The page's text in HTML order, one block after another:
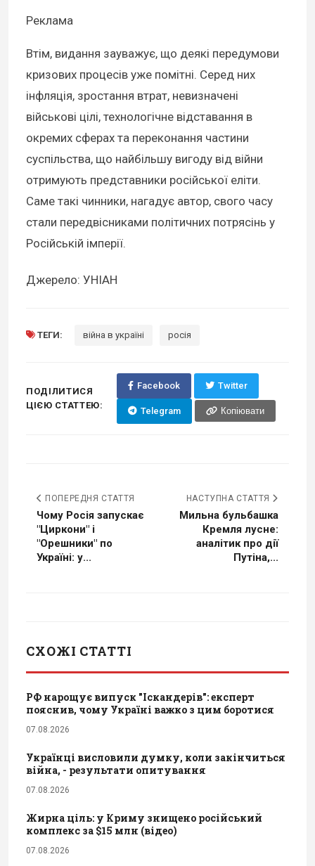
Реклама
Втім, видання зауважує, що деякі передумови
кризових процесів уже помітні. Серед них
інфляція, зростання втрат, невизначені
військові цілі, технологічне відставання в
окремих сферах та переконання частини
суспільства, що найбільшу вигоду від війни
отримують представники російської еліти.
Саме такі чинники, нагадує автор, свого часу
стали передвісниками політичних потрясінь у
Російській імперії.
Джерело: УНІАН
ТЕГИ: війна в україні росія
ПОДІЛИТИСЯ
ЦІЄЮ СТАТТЕЮ:
Facebook Twitter
Telegram Копіювати
ПОПЕРЕДНЯ СТАТТЯ
Чому Росія запускає
"Циркони" і
"Орешники" по
Україні: у...
НАСТУПНА СТАТТЯ
Мильна бульбашка
Кремля лусне:
аналітик про дії
Путіна,...
СХОЖІ СТАТТІ
РФ нарощує випуск "Іскандерів": експерт
пояснив, чому Україні важко з цим боротися
07.08.2026
Українці висловили думку, коли закінчиться
війна, - результати опитування
07.08.2026
Жирна ціль: у Криму знищено російський
комплекс за $15 млн (відео)
07.08.2026